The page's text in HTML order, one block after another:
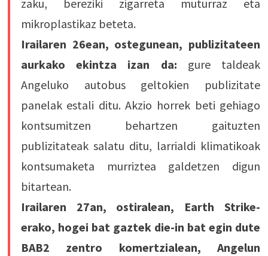
zaku, bereziki zigarreta muturraz eta
mikroplastikaz beteta.
Irailaren 26ean, ostegunean, publizitateen
aurkako ekintza izan da: gure taldeak
Angeluko autobus geltokien publizitate
panelak estali ditu. Akzio horrek beti gehiago
kontsumitzen behartzen gaituzten
publizitateak salatu ditu, larrialdi klimatikoak
kontsumaketa murriztea galdetzen digun
bitartean.
Irailaren 27an, ostiralean, Earth Strike-
erako, hogei bat gaztek die-in bat egin dute
BAB2 zentro komertzialean, Angelun